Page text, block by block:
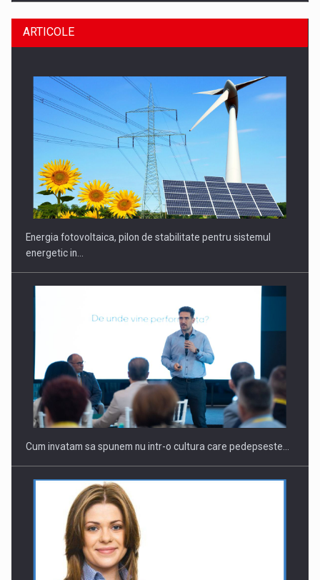
CEO Conference - Shaping The Future - Technology and…
Webinar - Business Evolution-RETHINK STRATEGY-Finantare
Investitii Digitalizare
ARTICOLE
Energia fotovoltaica, pilon de stabilitate pentru sistemul
energetic in…
Cum invatam sa spunem nu intr-o cultura care pedepseste…